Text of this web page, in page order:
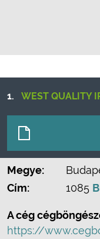
1. WEST QUALITY
Megye:
Cím:
1085
A cég
https://